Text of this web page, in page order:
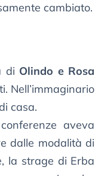
cambiato.
di Olindo e Rosa
Nell’immaginario
casa.
aveva
dalle modalità di
la strage di Erba